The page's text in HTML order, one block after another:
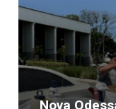
Nova